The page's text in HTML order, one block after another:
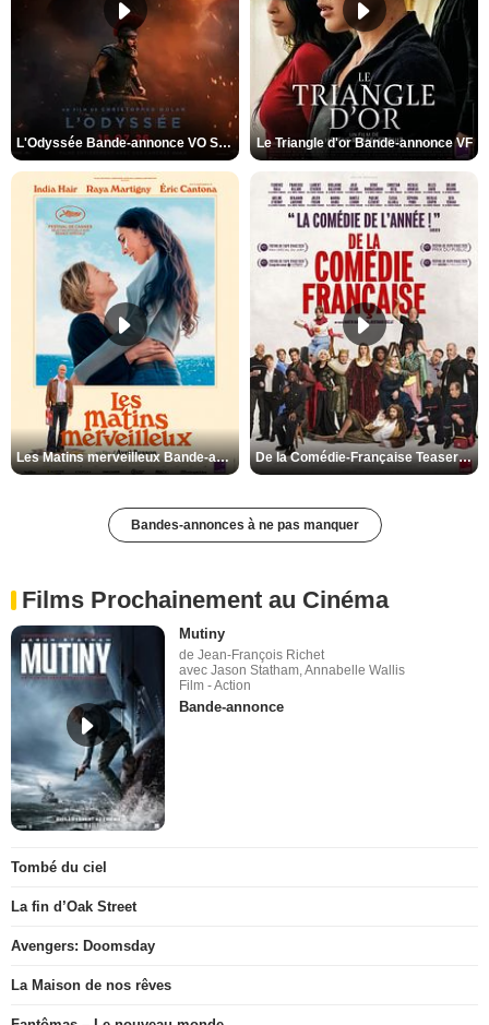
L'Odyssée Bande-annonce VO STFR Le Triangle d'or Bande-annonce VF
Les Matins merveilleux Bande-annonce VF De la Comédie-Française Teaser VF
Bandes-annonces à ne pas manquer
Films Prochainement au Cinéma
Mutiny
de Jean-François Richet
avec Jason Statham, Annabelle Wallis
Film - Action
Bande-annonce
Tombé du ciel
La fin d’Oak Street
Avengers: Doomsday
La Maison de nos rêves